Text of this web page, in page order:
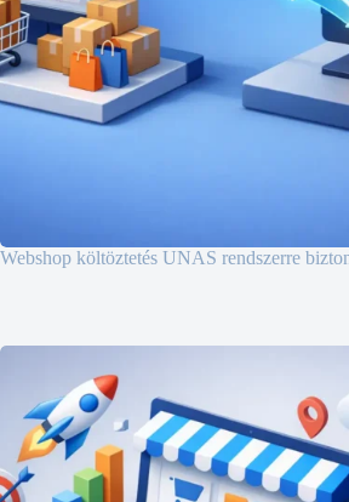
Webshop költöztetés UNAS rendszerre